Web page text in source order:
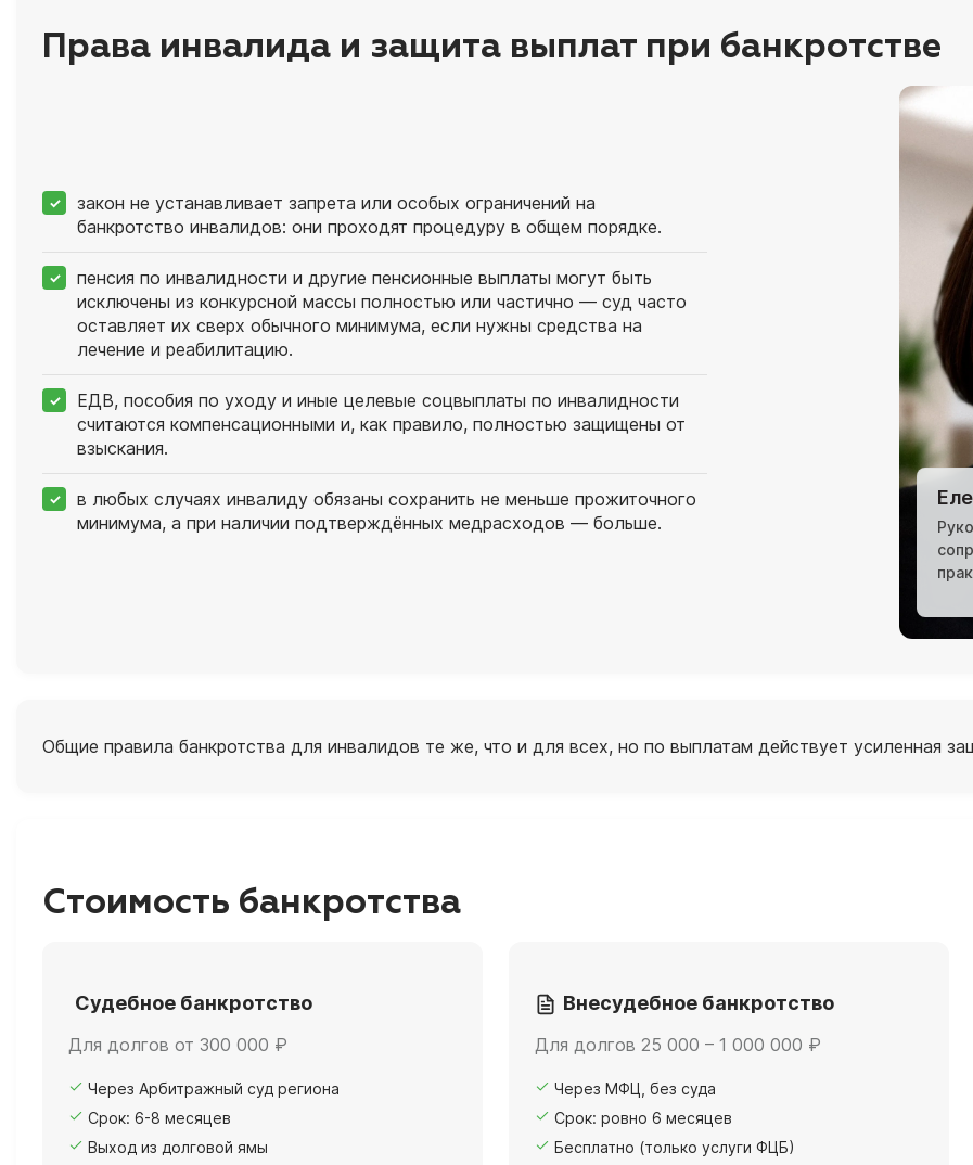
Права инвалида и защита выплат при банкротстве
закон не устанавливает запрета или особых ограничений на
банкротство инвалидов: они проходят процедуру в общем порядке.
пенсия по инвалидности и другие пенсионные выплаты могут быть
исключены из конкурсной массы полностью или частично — суд часто
оставляет их сверх обычного минимума, если нужны средства на
лечение и реабилитацию.
ЕДВ, пособия по уходу и иные целевые соцвыплаты по инвалидности
считаются компенсационными и, как правило, полностью защищены от
взыскания.
в любых случаях инвалиду обязаны сохранить не меньше прожиточного
минимума, а при наличии подтверждённых медрасходов — больше.
Общие правила банкротства для инвалидов те же, что и для всех, но по выплатам действует усиленная
Стоимость банкротства
Судебное банкротство
Для долгов от 300 000 ₽
Через Арбитражный суд региона
Срок: 6-8 месяцев
Выход из долговой ямы
Внесудебное банкротство
Для долгов 25 000 – 1 000 000 ₽
Через МФЦ, без суда
Срок: ровно 6 месяцев
Бесплатно (только услуги ФЦБ)